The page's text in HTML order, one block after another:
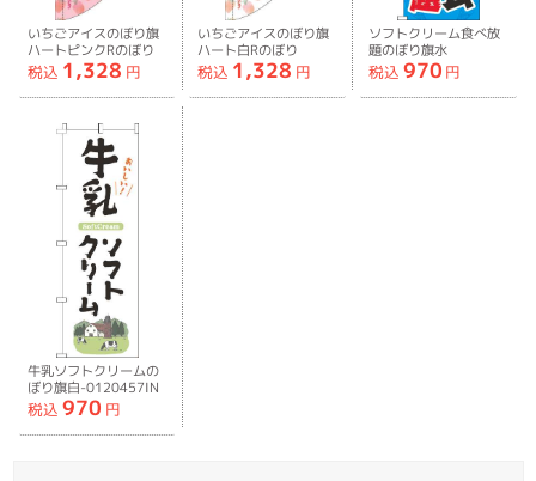
いちごアイスのぼり旗
ハートピンクRのぼり
旗-0120646RIN
税込 1,328 円
いちごアイスのぼり旗
ハート白Rのぼり
旗-0120647RIN
税込 1,328 円
ソフトクリーム食べ放
題のぼり旗水
色-0320201IN
税込 970 円
牛乳ソフトクリームの
ぼり旗白-0120457IN
税込 970 円